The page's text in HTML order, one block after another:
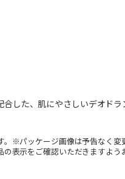
した、肌にやさしいデオド
※パッケージ画像は予告なく
表示をご確認いただきますよう